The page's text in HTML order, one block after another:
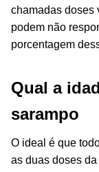
chamadas doses
podem não
porcentagem
Qual a
sarampo
O ideal é que
as duas doses